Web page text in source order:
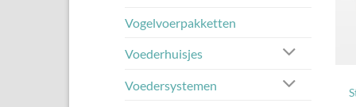
Vogelvoerpakketten
Voederhuisjes
Voedersystemen